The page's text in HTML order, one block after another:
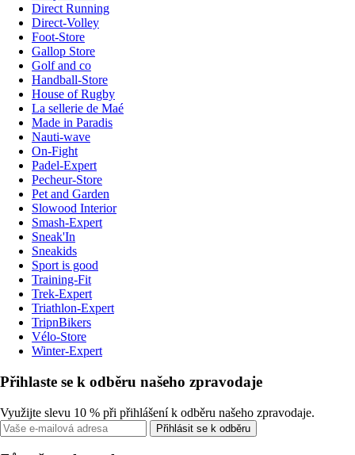
Direct Running
Direct-Volley
Foot-Store
Gallop Store
Golf and co
Handball-Store
House of Rugby
La sellerie de Maé
Made in Paradis
Nauti-wave
On-Fight
Padel-Expert
Pecheur-Store
Pet and Garden
Slowood Interior
Smash-Expert
Sneak'In
Sneakids
Sport is good
Training-Fit
Trek-Expert
Triathlon-Expert
TripnBikers
Vélo-Store
Winter-Expert
Přihlaste se k odběru našeho zpravodaje
Využijte slevu 10 % při přihlášení k odběru našeho zpravodaje.
Přihlásit se k odběru